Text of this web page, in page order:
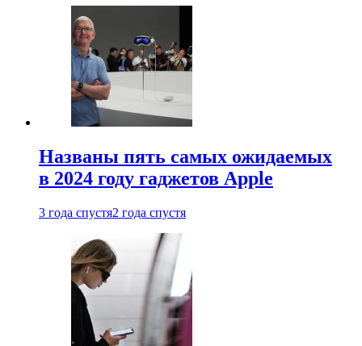
Названы пять самых ожидаемых
в 2024 году гаджетов Apple
3 года спустя2 года спустя